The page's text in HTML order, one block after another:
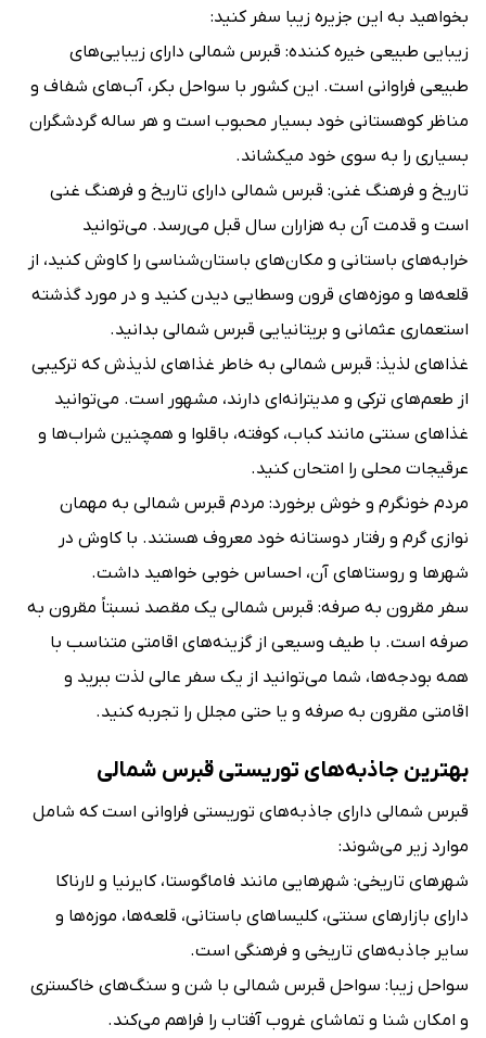
بخواهید به این جزیره زیبا سفر کنید:
زیبایی طبیعی خیره کننده: قبرس شمالی دارای زیبایی‌های
طبیعی فراوانی است. این کشور با سواحل بکر، آب‌های شفاف و
مناظر کوهستانی خود بسیار محبوب است و هر ساله گردشگران
بسیاری را به سوی خود می‎کشاند.
تاریخ و فرهنگ غنی: قبرس شمالی دارای تاریخ و فرهنگ غنی
است و قدمت آن به هزاران سال قبل می‌رسد. می‌توانید
خرابه‌های باستانی و مکان‌های باستان‌شناسی را کاوش کنید، از
قلعه‌ها و موزه‌های قرون وسطایی دیدن کنید و در مورد گذشته
استعماری عثمانی و بریتانیایی قبرس شمالی بدانید.
غذاهای لذیذ: قبرس شمالی به خاطر غذاهای لذیذش که ترکیبی
از طعم‌های ترکی و مدیترانه‌ای دارند، مشهور است. می‌توانید
غذاهای سنتی مانند کباب، کوفته، باقلوا و همچنین شراب‌ها و
عرقیجات محلی را امتحان کنید.
مردم خونگرم و خوش برخورد: مردم قبرس شمالی به مهمان
نوازی گرم و رفتار دوستانه خود معروف هستند. با کاوش در
شهرها و روستاهای آن، احساس خوبی خواهید داشت.
سفر مقرون به صرفه: قبرس شمالی یک مقصد نسبتاً مقرون به
صرفه است. با طیف وسیعی از گزینه‌های اقامتی متناسب با
همه بودجه‌ها، شما می‌توانید از یک سفر عالی لذت ببرید و
اقامتی مقرون به صرفه و یا حتی مجلل را تجربه کنید.
بهترین جاذبه‌های توریستی قبرس شمالی
قبرس شمالی دارای جاذبه‌های توریستی فراوانی است که شامل
موارد زیر می‌شوند:
شهرهای تاریخی: شهرهایی مانند فاماگوستا، کایرنیا و لارناکا
دارای بازارهای سنتی، کلیساهای باستانی، قلعه‌ها، موزه‌ها و
سایر جاذبه‌های تاریخی و فرهنگی است.
سواحل زیبا: سواحل قبرس شمالی با شن و سنگ‌های خاکستری
و امکان شنا و تماشای غروب آفتاب را فراهم می‌کند.